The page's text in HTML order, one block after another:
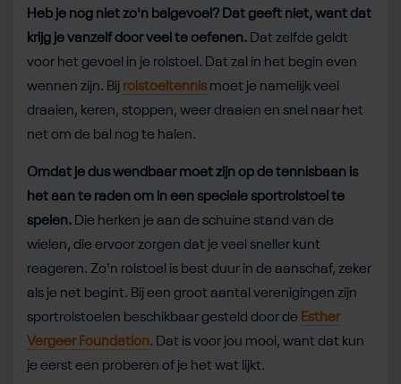
Heb je nog niet zo'n balgevoel? Dat geeft niet, want dat
krijg je vanzelf door veel te oefenen. Dat zelfde geldt
voor het gevoel in je rolstoel. Dat zal in het begin even
wennen zijn. Bij rolstoeltennismoet je namelijk veel
draaien, keren, stoppen, weer draaien en snel naar het
net om de bal nog te halen.
Omdat je dus wendbaar moet zijn op de tennisbaan is
het aan te raden om in een speciale sportrolstoel te
spelen. Die herken je aan de schuine stand van de
wielen, die ervoor zorgen dat je veel sneller kunt
reageren. Zo'n rolstoel is best duur in de aanschaf, zeker
als je net begint. Bij een groot aantal verenigingen zijn
sportrolstoelen beschikbaar gesteld door de Esther
Vergeer Foundation. Dat is voor jou mooi, want dat kun
je eerst een proberen of je het wat lijkt.